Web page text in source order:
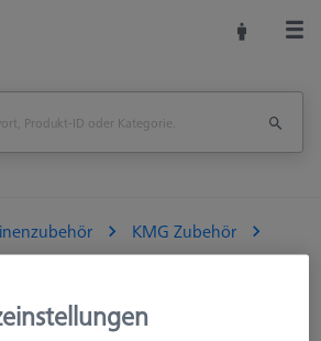
KMG Zubehör
und Rasterplatten
für ZEISS O-INSPECT 543